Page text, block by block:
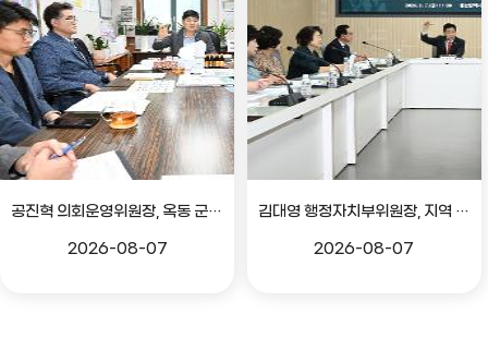
공진혁 의회운영위원장, 옥동 군부대 이전지 양동마을 주민지원사업 점검
2026-08-07
김대영 행정자치부위원장, 지역 현안 의견 청취 간담회
2026-08-07